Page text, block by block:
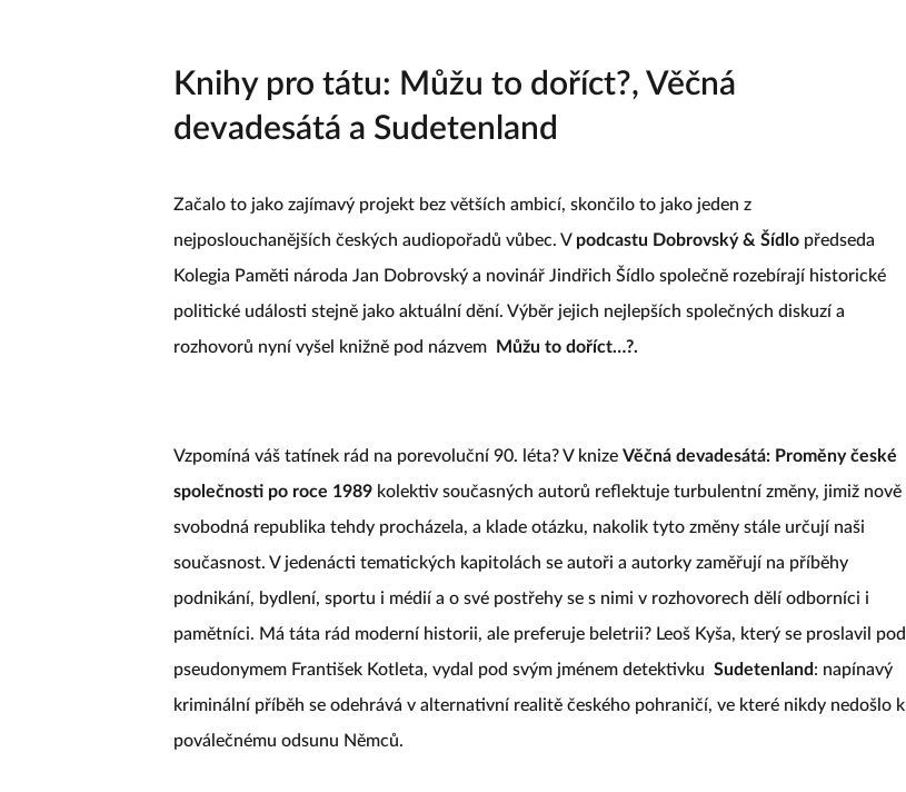
Knihy pro tátu: Můžu to doříct?, Věčná
devadesátá a Sudetenland
Začalo to jako zajímavý projekt bez větších ambicí, skončilo to jako jeden z
nejposlouchanějších českých audiopořadů vůbec. V podcastu Dobrovský & Šídlo předseda
Kolegia Paměti národa Jan Dobrovský a novinář Jindřich Šídlo společně rozebírají historické
politické události stejně jako aktuální dění. Výběr jejich nejlepších společných diskuzí a
rozhovorů nyní vyšel knižně pod názvem
Můžu to doříct…?.
Vzpomíná váš tatínek rád na porevoluční 90. léta? V knize Věčná devadesátá: Proměny české
společnosti po roce 1989 kolektiv současných autorů reflektuje turbulentní změny, jimiž nově
svobodná republika tehdy procházela, a klade otázku, nakolik tyto změny stále určují naši
současnost. V jedenácti tematických kapitolách se autoři a autorky zaměřují na příběhy
podnikání, bydlení, sportu i médií a o své postřehy se s nimi v rozhovorech dělí odborníci i
pamětníci. Má táta rád moderní historii, ale preferuje beletrii? Leoš Kyša, který se proslavil pod
pseudonymem František Kotleta, vydal pod svým jménem detektivku Sudetenland: napínavý
kriminální příběh se odehrává v alternativní realitě českého pohraničí, ve které nikdy nedošlo k
poválečnému odsunu Němců.